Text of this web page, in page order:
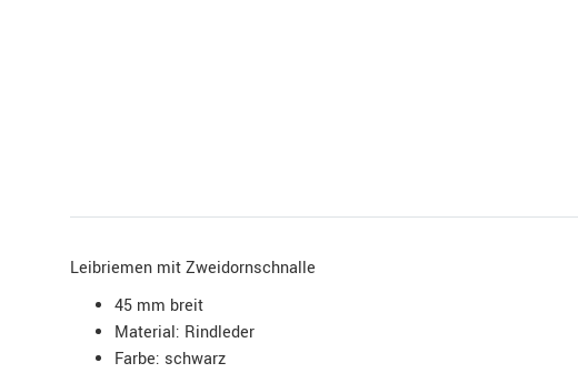
Leibriemen mit Zweidornschnalle
45 mm breit
Material: Rindleder
Farbe: schwarz